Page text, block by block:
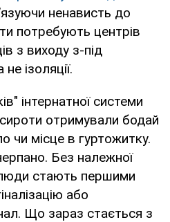
ненависть до
потребують центрів
з виходу з-під
ізоляції.
інтернатної системи
сироти отримували бодай
чи місце в гуртожитку.
Без належної
стають першими
або
Що зараз стається з